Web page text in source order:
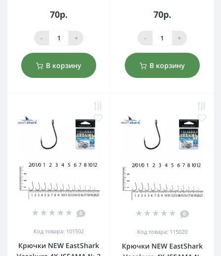
70р.
- +
В корзину
70р.
- +
В корзину
0
Код товара: 101502
Крючки NEW EastShark
0
Код товара: 115020
Крючки NEW EastShark